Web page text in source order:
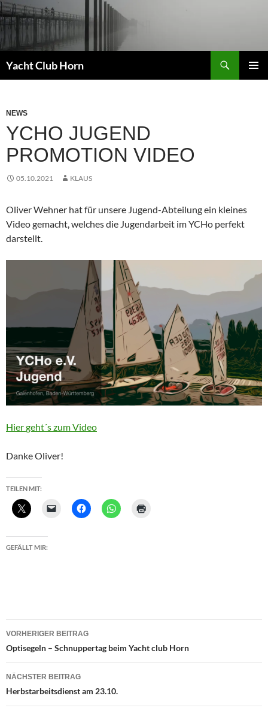
Zum
Inhalt
springen
Yacht Club Horn
NEWS
YCHO JUGEND
PROMOTION VIDEO
05.10.2021 KLAUS
Oliver Wehner hat für unsere Jugend-Abteilung ein kleines
Video gemacht, welches die Jugendarbeit im YCHo perfekt
darstellt.
Hiergeht´szum Video
Danke Oliver!
TEILEN MIT:
GEFÄLLT MIR:
Beitragsnavigation
VORHERIGER BEITRAG
Optisegeln – Schnuppertag beim Yacht club Horn
NÄCHSTER BEITRAG
Herbstarbeitsdienst am 23.10.